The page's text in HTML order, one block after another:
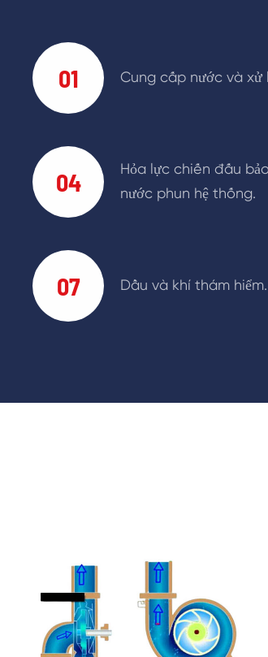
01 Cung cấp nước và xử
04
Hỏa lực chiến đấu
nước phun hệ thống.
07 Dầu và khí thám hiểm.